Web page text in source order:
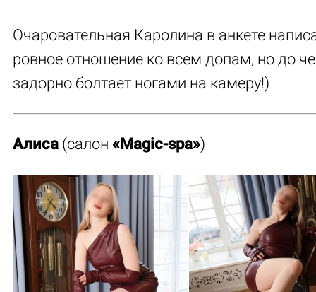
Очаровательная Каролина в анкете
ровное отношение ко всем допам, но до
задорно болтает ногами на камеру!)
Алиса (салон «Magic-spa»)